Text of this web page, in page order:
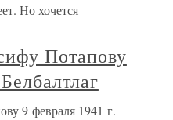
Но хочется
Потапову
9 февраля 1941 г.